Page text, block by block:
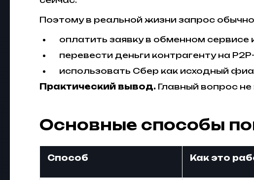
Поэтому в реальной жизни запрос
оплатить заявку в обменном
перевести деньги контрагенту на
использовать Сбер как исходный
Практический вывод. Главный вопрос
Основные способы
Способ Как это